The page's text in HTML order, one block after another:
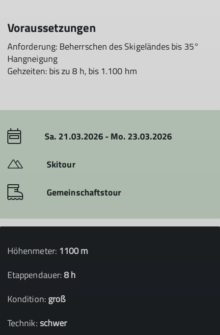
Voraussetzungen
Anforderung: Beherrschen des Skigeländes bis 35°
Hangneigung
Gehzeiten: bis zu 8 h, bis 1.100 hm
Sa. 21.03.2026 - Mo. 23.03.2026
Skitour
Gemeinschaftstour
Höhenmeter: 1100 m
Etappendauer:8 h
Kondition: groß
Technik: schwer